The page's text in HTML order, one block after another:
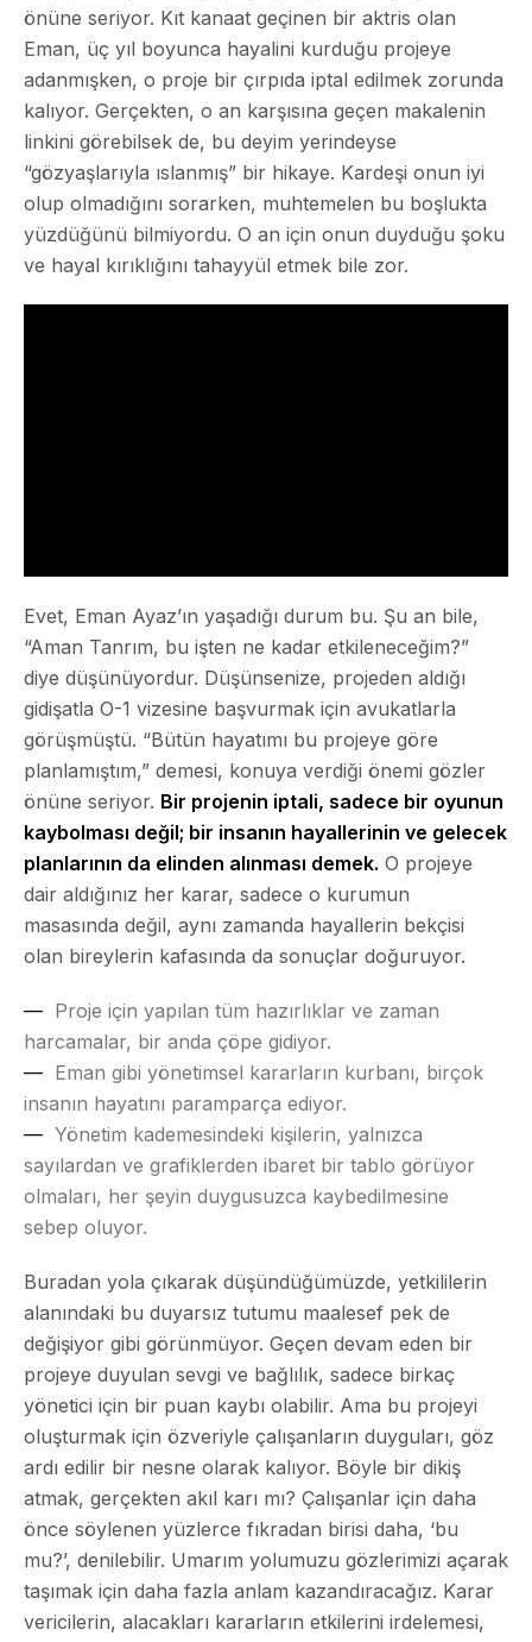
önüne seriyor. Kıt kanaat geçinen bir aktris olan
Eman, üç yıl boyunca hayalini kurduğu projeye
adanmışken, o proje bir çırpıda iptal edilmek zorunda
kalıyor. Gerçekten, o an karşısına geçen makalenin
linkini görebilsek de, bu deyim yerindeyse
“gözyaşlarıyla ıslanmış” bir hikaye. Kardeşi onun iyi
olup olmadığını sorarken, muhtemelen bu boşlukta
yüzdüğünü bilmiyordu. O an için onun duyduğu şoku
ve hayal kırıklığını tahayyül etmek bile zor.
Evet, Eman Ayaz’ın yaşadığı durum bu. Şu an bile,
“Aman Tanrım, bu işten ne kadar etkileneceğim?”
diye düşünüyordur. Düşünsenize, projeden aldığı
gidişatla O-1 vizesine başvurmak için avukatlarla
görüşmüştü. “Bütün hayatımı bu projeye göre
planlamıştım,” demesi, konuya verdiği önemi gözler
önüne seriyor. Bir projenin iptali, sadece bir oyunun
kaybolması değil; bir insanın hayallerinin ve gelecek
planlarının da elinden alınması demek. O projeye
dair aldığınız her karar, sadece o kurumun
masasında değil, aynı zamanda hayallerin bekçisi
olan bireylerin kafasında da sonuçlar doğuruyor.
Proje için yapılan tüm hazırlıklar ve zaman
harcamalar, bir anda çöpe gidiyor.
Eman gibi yönetimsel kararların kurbanı, birçok
insanın hayatını paramparça ediyor.
Yönetim kademesindeki kişilerin, yalnızca
sayılardan ve grafiklerden ibaret bir tablo görüyor
olmaları, her şeyin duygusuzca kaybedilmesine
sebep oluyor.
Buradan yola çıkarak düşündüğümüzde, yetkililerin
alanındaki bu duyarsız tutumu maalesef pek de
değişiyor gibi görünmüyor. Geçen devam eden bir
projeye duyulan sevgi ve bağlılık, sadece birkaç
yönetici için bir puan kaybı olabilir. Ama bu projeyi
oluşturmak için özveriyle çalışanların duyguları, göz
ardı edilir bir nesne olarak kalıyor. Böyle bir dikiş
atmak, gerçekten akıl karı mı? Çalışanlar için daha
önce söylenen yüzlerce fıkradan birisi daha, ‘bu
mu?’, denilebilir. Umarım yolumuzu gözlerimizi açarak
taşımak için daha fazla anlam kazandıracağız. Karar
vericilerin, alacakları kararların etkilerini irdelemesi,